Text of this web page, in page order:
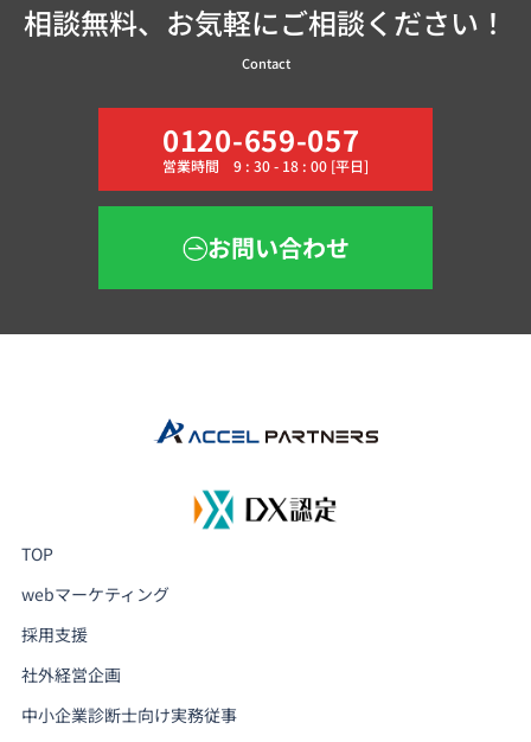
相談無料、お気軽にご相談ください！
Contact
0120-659-057
営業時間 9 : 30 - 18 : 00 [平日]
お問い合わせ
TOP
webマーケティング
採用支援
社外経営企画
中小企業診断士向け実務従事